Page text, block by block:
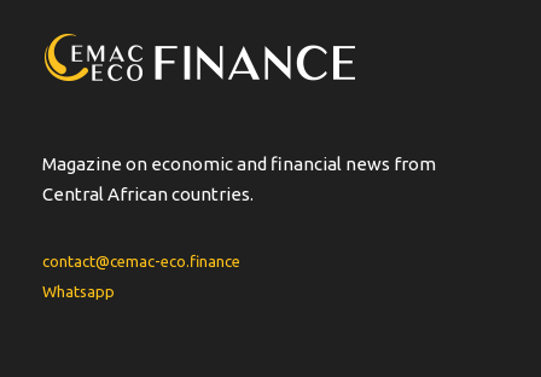
Magazine on economic and financial news from
Central African countries.
contact@cemac-eco.finance
Whatsapp